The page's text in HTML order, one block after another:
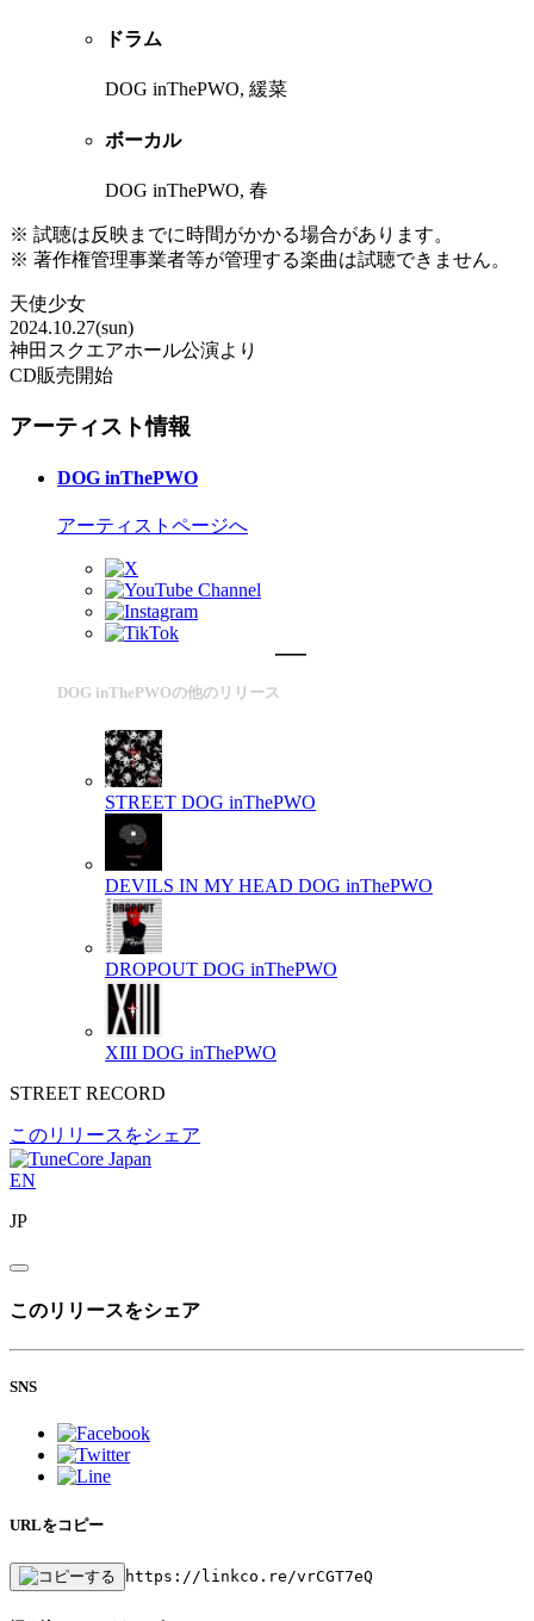
ドラム
DOG inThePWO, 緩菜
ボーカル
DOG inThePWO, 春
※ 試聴は反映までに時間がかかる場合があります。
※ 著作権管理事業者等が管理する楽曲は試聴できません。
天使少女
2024.10.27(sun)
神田スクエアホール公演より
CD販売開始
アーティスト情報
DOG inThePWO
アーティストページへ
DOG inThePWOの他のリリース
STREET DOG inThePWO
DEVILS IN MY HEAD DOG inThePWO
DROPOUT DOG inThePWO
XIII DOG inThePWO
STREET RECORD
このリリースをシェア
EN
JP
このリリースをシェア
SNS
URLをコピー
https://linkco.re/vrCGT7eQ